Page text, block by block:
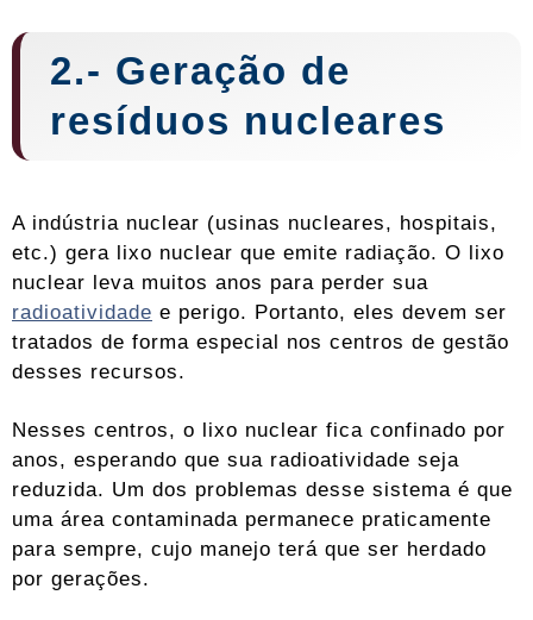
2.- Geração de
resíduos nucleares
A indústria nuclear (usinas nucleares, hospitais,
etc.) gera lixo nuclear que emite radiação. O lixo
nuclear leva muitos anos para perder sua
radioatividade e perigo. Portanto, eles devem ser
tratados de forma especial nos centros de gestão
desses recursos.
Nesses centros, o lixo nuclear fica confinado por
anos, esperando que sua radioatividade seja
reduzida. Um dos problemas desse sistema é que
uma área contaminada permanece praticamente
para sempre, cujo manejo terá que ser herdado
por gerações.